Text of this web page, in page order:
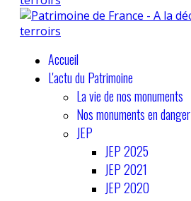
Accueil
L'actu du Patrimoine
La vie de nos monuments
Nos monuments en danger
JEP
JEP 2025
JEP 2021
JEP 2020